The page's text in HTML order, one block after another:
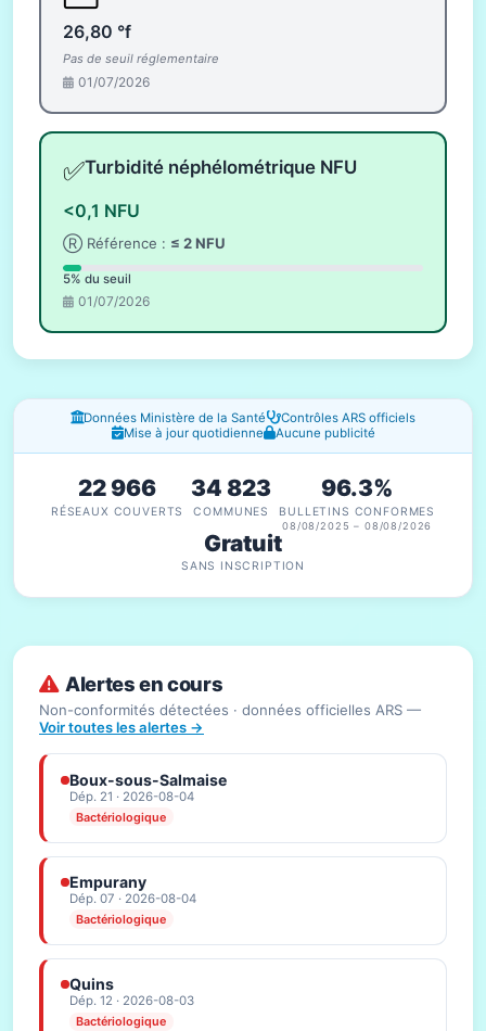
26,80 °f
Pas de seuil réglementaire
01/07/2026
✅Turbidité néphélométrique NFU
<0,1 NFU
Ⓡ Référence : ≤ 2 NFU
5% du seuil
01/07/2026
Fenêtres d'information
Données Ministère de la Santé
Contrôles ARS officiels
Mise à jour quotidienne
Aucune publicité
22 966
RÉSEAUX COUVERTS
34 823
COMMUNES
96.3%
BULLETINS CONFORMES
08/08/2025 – 08/08/2026
Gratuit
SANS INSCRIPTION
Alertes en cours
Non-conformités détectées · données officielles ARS —
Voir toutes les alertes →
Boux-sous-Salmaise
Dép. 21 · 2026-08-04
Bactériologique
Empurany
Dép. 07 · 2026-08-04
Bactériologique
Quins
Dép. 12 · 2026-08-03
Bactériologique